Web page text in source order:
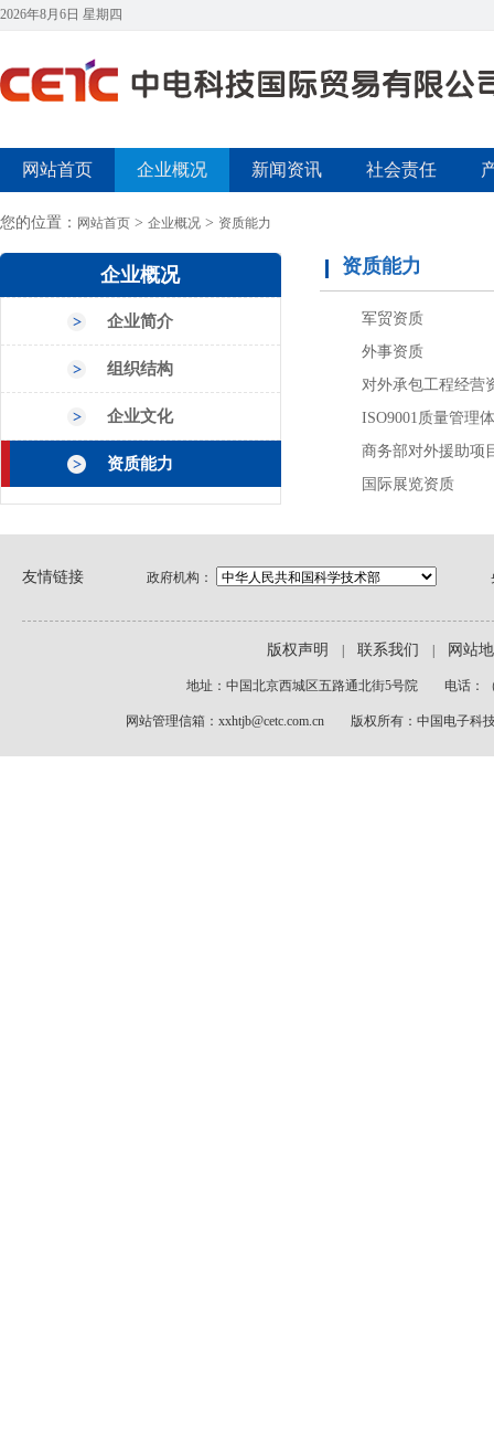
2026年8月6日 星期四
网站首页 企业概况 新闻资讯 社会责任
您的位置： 网站首页 > 企业概况 > 资质能力
企业概况
企业简介
组织结构
企业文化
资质能力
资质能力
军贸资质
外事资质
对外承包工程经营
ISO9001质量管理体
商务部对外援助项
国际展览资质
友情链接 政府机构：
版权声明 联系我们 网站
地址：中国北京西城区五路通北街5号院 电话：
网站管理信箱：xxhtjb@cetc.com.cn 版权所有：中国电子